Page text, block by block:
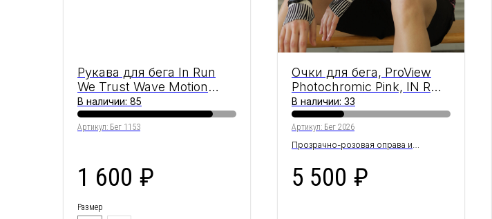
Рукава для бега In Run
We Trust Wave Motion
Cherry
В наличии: 85
Артикул: Бег 1153
1 600 ₽
Размер
Очки для бега, ProView
Photochromic Pink, IN RUN
WE TRUST
В наличии: 33
Артикул: Бег 2026
Прозрачно-розовая оправа и
покрытием
5 500 ₽